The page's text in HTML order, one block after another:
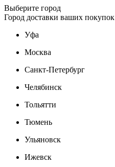
Выберите город
Город доставки ваших покупок
Уфа
Москва
Санкт-Петербург
Челябинск
Тольятти
Тюмень
Ульяновск
Ижевск